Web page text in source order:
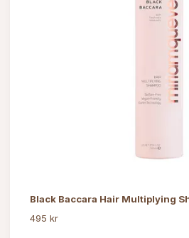
Black Baccara Hair Multiplying
495 kr